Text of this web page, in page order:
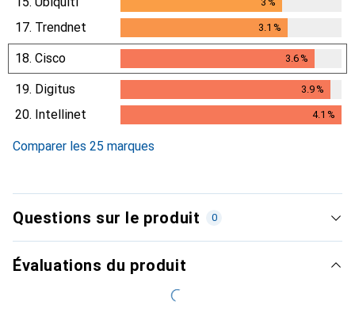
17. Trendnet 3.1 %
18. Cisco 3.6%
3.6%
19. Digitus 3.9%
3.9%
20. Intellinet 4.1 %
Comparer les 25 marques
Questions sur le produit 0
Évaluations du produit